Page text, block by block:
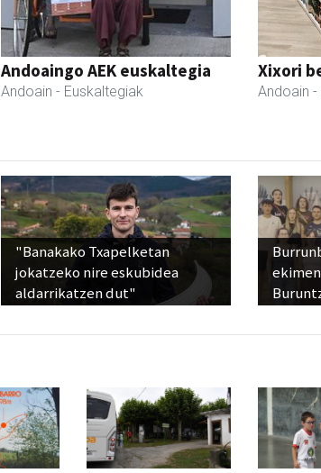
Andoaingo AEK euskaltegia
Andoain - Euskaltegiak
Xixori
Andoain -
"Banakako Txapelketan
jokatzeko nire eskubidea
aldarrikatzen dut"